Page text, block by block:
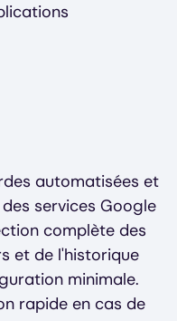
automatisées et
services Google
complète des
et de l'historique
minimale.
rapide en cas de